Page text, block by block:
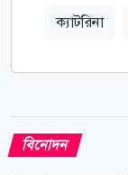
ক্যাটরিনা
বিনোদন